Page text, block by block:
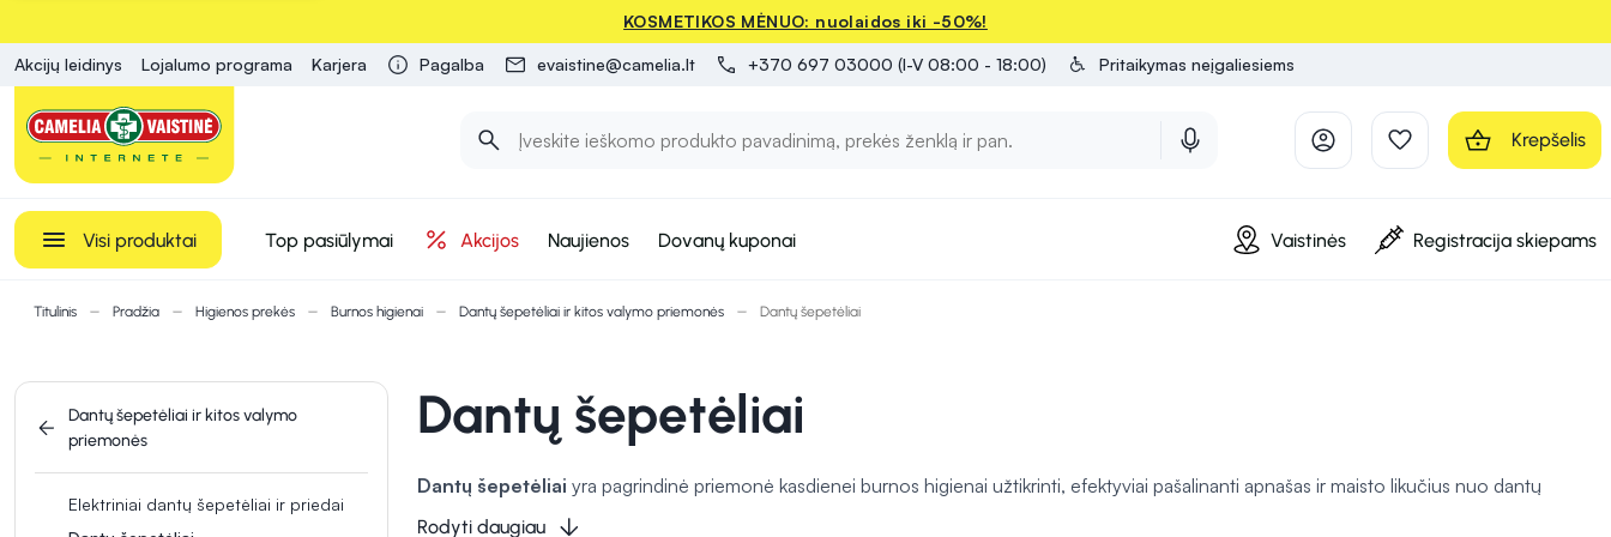
KOSMETIKOS MĖNUO: nuolaidos iki -50%!
Akcijų leidinys Lojalumo programa Karjera Pagalba evaistine@camelia.lt +370 697 03000 (I-V 08:00 - 18:00) Pritaikymas neįgaliesiems
Krepšelis
Visi produktai Top pasiūlymai Akcijos Naujienos Dovanų kuponai Vaistinės Registracija skiepams
Titulinis Pradžia Higienos prekės Burnos higienai Dantų šepetėliai ir kitos valymo priemonės Dantų šepetėliai
Dantų šepetėliai ir kitos valymo
priemonės
Elektriniai dantų šepetėliai ir priedai
Dantų šepetėliai
Dantų šepetėliai yra pagrindinė priemonė kasdienei burnos higienai užtikrinti, efektyviai pašalinanti apnašas ir maisto likučius nuo dantų
paviršiaus. Jie gali būti skirtingo minkštumo, galvučių dydžio ir formos, kad atitiktų įvairius poreikius – nuo jautrių dantų priežiūros iki
Rodyti daugiau